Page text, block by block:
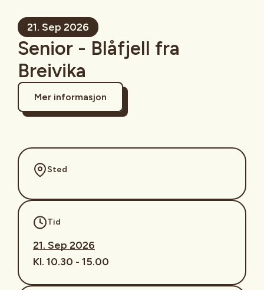
21. Sep 2026
Senior - Blåfjell fra
Breivika
Mer informasjon
Sted
Tid
21. Sep 2026
Kl. 10.30 - 15.00